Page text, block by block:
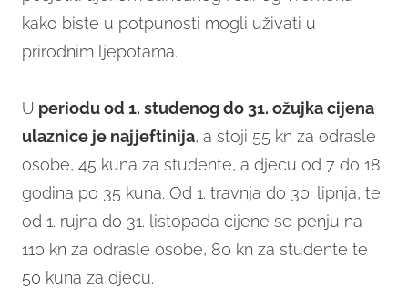
kako biste u potpunosti mogli uživati u
prirodnim ljepotama.
U periodu od 1. studenog do 31. ožujka cijena
ulaznice je najjeftinija, a stoji 55 kn za odrasle
osobe, 45 kuna za studente, a djecu od 7 do 18
godina po 35 kuna. Od 1. travnja do 30. lipnja, te
od 1. rujna do 31. listopada cijene se penju na
110 kn za odrasle osobe, 80 kn za studente te
50 kuna za djecu.